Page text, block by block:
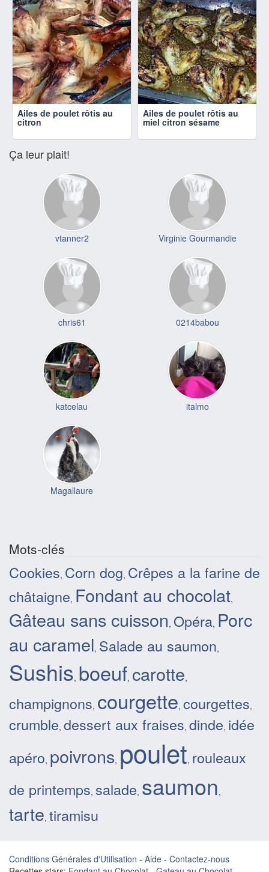
Ailes de poulet rôtis au
citron
Ailes de poulet rôtis au
miel citron sésame
Ça leur plait!
vtanner2 Virginie Gourmandie
chris61 0214babou
katcelau italmo
Magallaure
Mots-clés
Cookies, Corn dog, Crêpes a la farine de
châtaigne, Fondant au chocolat,
Gâteau sans cuisson, Opéra, Porc
au caramel, Salade au saumon,
Sushis, boeuf, carotte,
champignons, courgette, courgettes,
crumble, dessert aux fraises, dinde, idée
apéro, poivrons, poulet, rouleaux
de printemps, salade, saumon,
tarte, tiramisu
Conditions Générales d'Utilisation - Aide - Contactez-nous